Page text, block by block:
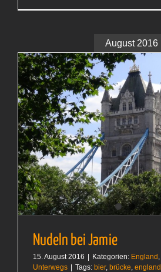
August 2016
Nudeln bei Jamie
15. August 2016 | Kategorien: England
Unterwegs | Tags: bier, brücke england